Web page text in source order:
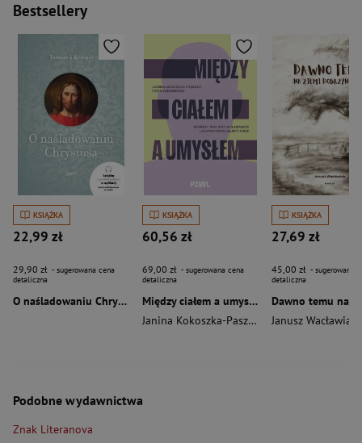
Bestsellery
KSIĄŻKA
22,99 zł
29,90 zł - sugerowana cena
detaliczna
O naśladowaniu Chrystusa wyd. 2026
KSIĄŻKA
60,56 zł
69,00 zł - sugerowana cena
detaliczna
Między ciałem a umysłem
Janina Kokoszka-Paszkot
Piotr Wierzbiński
KSIĄŻKA
27,69 zł
45,00 zł - sugerowana
detaliczna
Janusz Wacławiak
Podobne wydawnictwa
Znak Literanova